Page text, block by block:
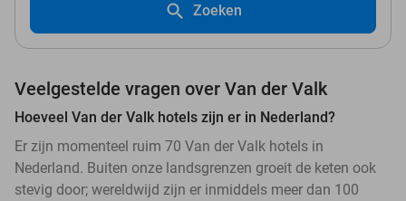
Zoeken
Veelgestelde vragen over Van der Valk
Hoeveel Van der Valk hotels zijn er in Nederland?
Er zijn momenteel ruim 70 Van der Valk hotels in
Nederland. Buiten onze landsgrenzen groeit de keten ook
stevig door; wereldwijd zijn er inmiddels meer dan 100